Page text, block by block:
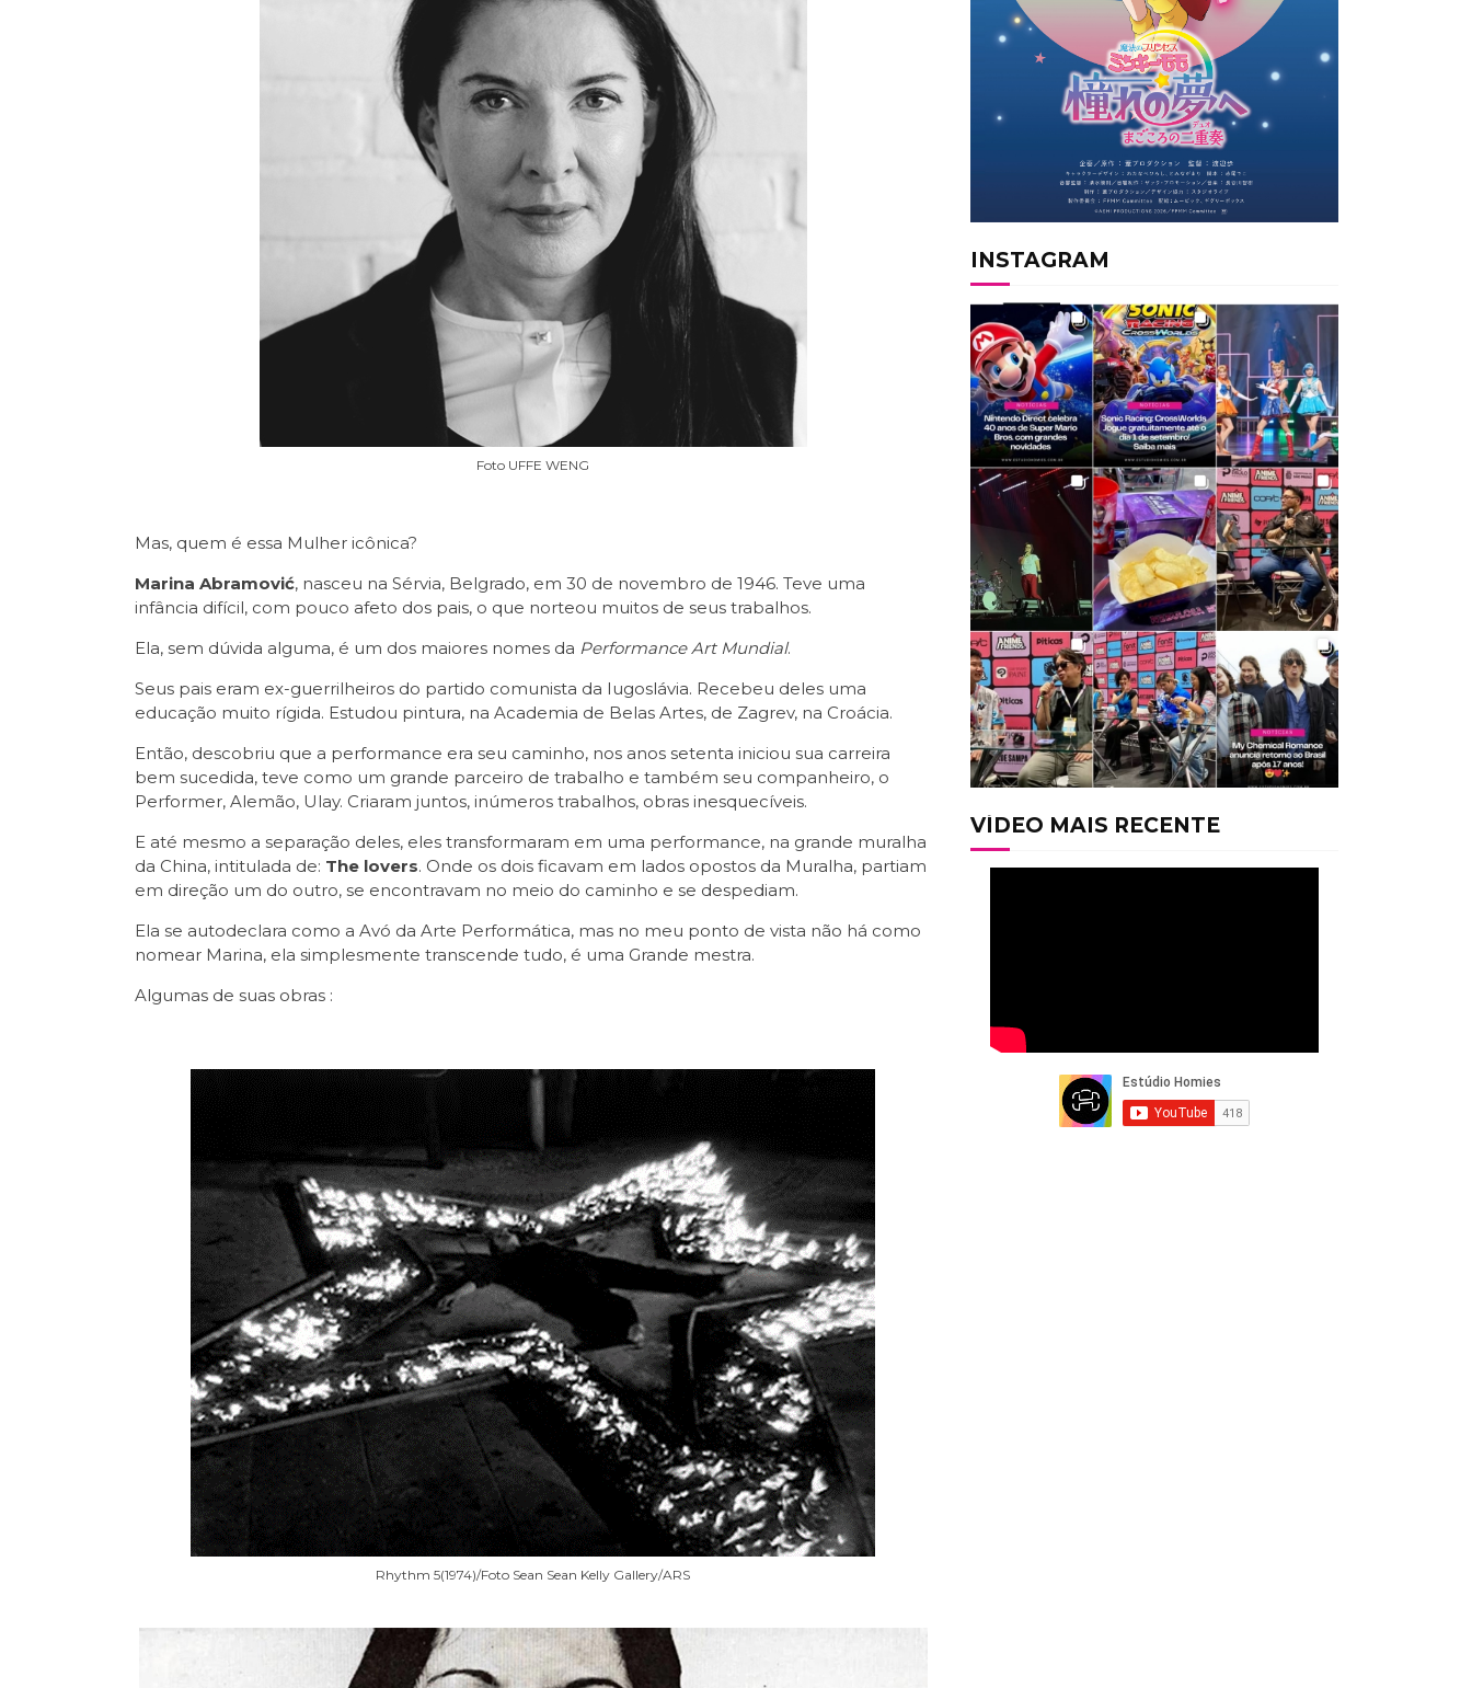
Foto UFFE WENG
Mas, quem é essa Mulher icônica?
Marina Abramović, nasceu na Sérvia, Belgrado, em 30 de novembro de 1946. Teve uma
infância difícil, com pouco afeto dos pais, o que norteou muitos de seus trabalhos.
Ela, sem dúvida alguma, é um dos maiores nomes da Performance Art Mundial.
Seus pais eram ex-guerrilheiros do partido comunista da Iugoslávia. Recebeu deles uma
educação muito rígida. Estudou pintura, na Academia de Belas Artes, de Zagrev, na Croácia.
Então, descobriu que a performance era seu caminho, nos anos setenta iniciou sua carreira
bem sucedida, teve como um grande parceiro de trabalho e também seu companheiro, o
Performer, Alemão, Ulay. Criaram juntos, inúmeros trabalhos, obras inesquecíveis.
E até mesmo a separação deles, eles transformaram em uma performance, na grande muralha
da China, intitulada de: The lovers. Onde os dois ficavam em lados opostos da Muralha, partiam
em direção um do outro, se encontravam no meio do caminho e se despediam.
Ela se autodeclara como a Avó da Arte Performática, mas no meu ponto de vista não há como
nomear Marina, ela simplesmente transcende tudo, é uma Grande mestra.
Algumas de suas obras :
Rhythm 5(1974)/Foto Sean Sean Kelly Gallery/ARS
INSTAGRAM
VÍDEO MAIS RECENTE